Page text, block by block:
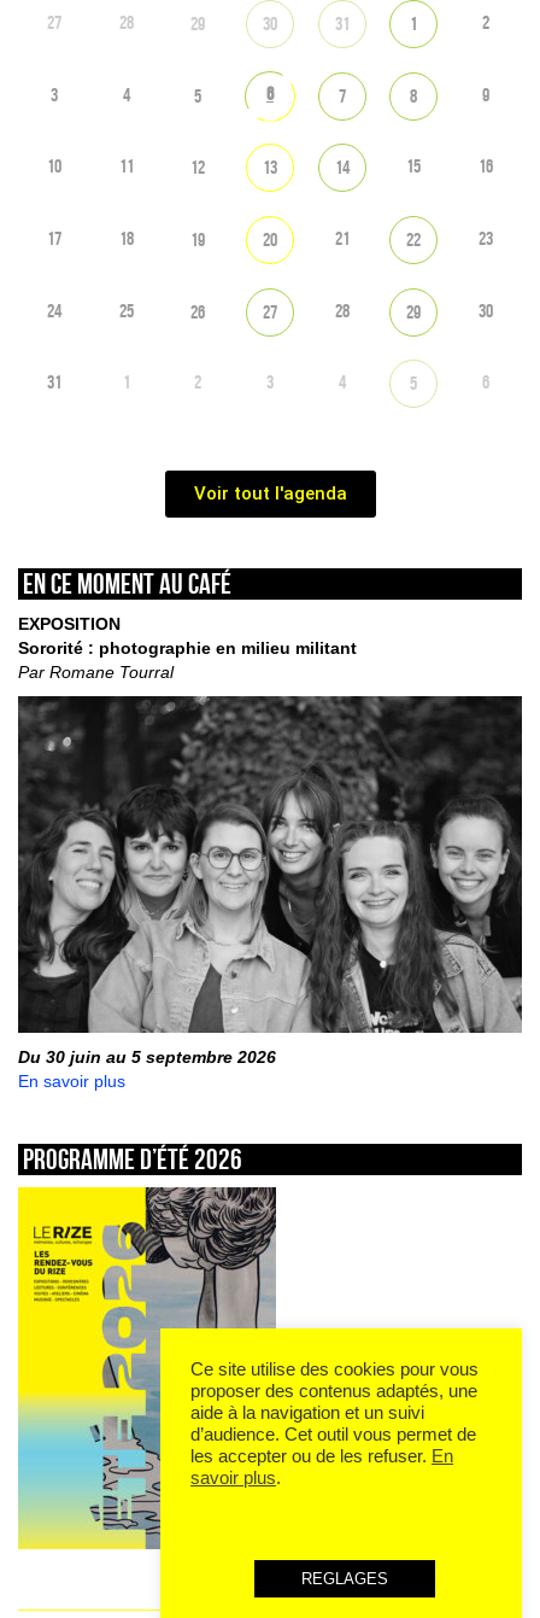
27 28 29 30 31 1 2
3 4 5 6 7 8 9
10 11 12 13 14 15 16
17 18 19 20 21 22 23
24 25 26 27 28 29 30
31 1 2 3 4 5 6
Voir tout l'agenda
En ce moment au café
EXPOSITION
Sororité : photographie en milieu militant
Par Romane Tourral
Du 30 juin au 5 septembre 2026
En savoir plus
Programme d’été 2026
Ce site utilise des cookies pour vous
proposer des contenus adaptés, une
aide à la navigation et un suivi
d’audience. Cet outil vous permet de
les accepter ou de les refuser. En
savoir plus.
REGLAGES